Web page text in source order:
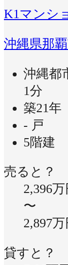
K1マンシ
沖縄県那
沖縄都
1分
築21年
- 戸
5階建
売ると？
2,396万
〜
2,897万
貸すと？